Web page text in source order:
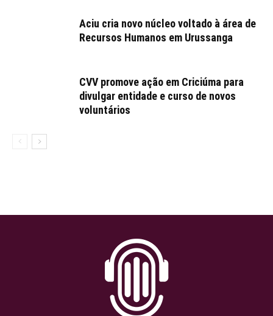
Aciu cria novo núcleo voltado à área de
Recursos Humanos em Urussanga
CVV promove ação em Criciúma para
divulgar entidade e curso de novos
voluntários